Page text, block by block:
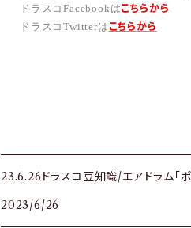
ドラスコFacebookはこちらから
ドラスコTwitterは こちらから
23.6.26ドラスコ豆知識/エアドラム「ポ
2023/6/26